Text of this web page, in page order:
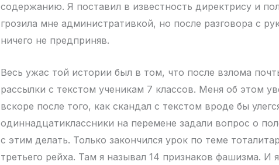
содержанию. Я поставил в известность директрису и
грозила мне административкой, но после разговора с
ничего не предприняв.
Весь ужас той истории был в том, что после взлома
рассылки с текстом ученикам 7 классов. Меня об этом
вскоре после того, как скандал с текстом вроде бы
одиннадцатиклассники на перемене задали вопрос о
с этим делать. Только закончился урок по теме
третьего рейха. Там я называл 14 признаков фашизма. И